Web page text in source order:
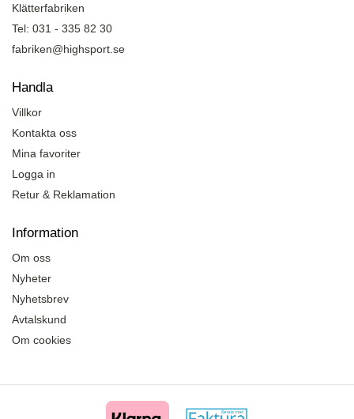
Klätterfabriken
Tel: 031 - 335 82 30
fabriken@highsport.se
Handla
Villkor
Kontakta oss
Mina favoriter
Logga in
Retur & Reklamation
Information
Om oss
Nyheter
Nyhetsbrev
Avtalskund
Om cookies